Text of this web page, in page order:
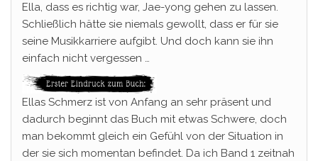
Ella, dass es richtig war, Jae-yong gehen zu lassen.
Schließlich hätte sie niemals gewollt, dass er für sie
seine Musikkarriere aufgibt. Und doch kann sie ihn
einfach nicht vergessen …
Ellas Schmerz ist von Anfang an sehr präsent und
dadurch beginnt das Buch mit etwas Schwere, doch
man bekommt gleich ein Gefühl von der Situation in
der sie sich momentan befindet. Da ich Band 1 zeitnah